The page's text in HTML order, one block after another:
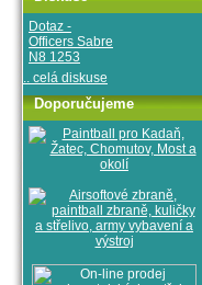
Dotaz -
Officers Sabre
N8 1253
.. celá diskuse
Doporučujeme